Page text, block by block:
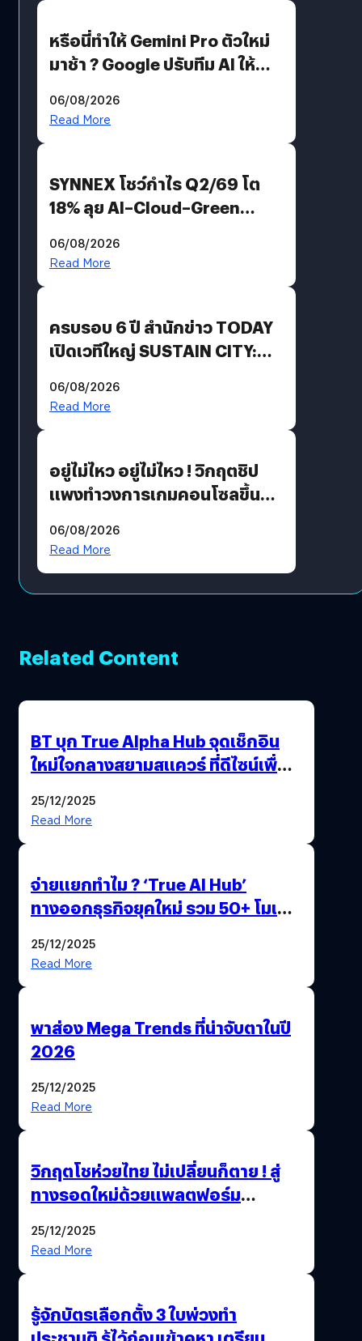
หรือนี่ทำให้ Gemini Pro ตัวใหม่
มาช้า ? Google ปรับทีม AI ให้
AGI
06/08/2026
Read More
SYNNEX โชว์กำไร Q2/69 โต
18% ลุย AI–Cloud–Green
Revenue เร่งเครื่อง New
06/08/2026
Read More
ครบรอบ 6 ปี สำนักข่าว TODAY
เปิดเวทีใหญ่ SUSTAIN CITY:
แนวทางปรับตัวสู่เศรษฐกิจสี
06/08/2026
Read More
อยู่ไม่ไหว อยู่ไม่ไหว ! วิกฤตชิป
แพงทำวงการเกมคอนโซลขึ้น
?
06/08/2026
Read More
Related Content
BT บุก True Alpha Hub จุดเช็กอิน
ใหม่ใจกลางสยามสแควร์ ที่ดีไซน์เพื่อ
25/12/2025
Read More
จ่ายแยกทำไม ? ‘True AI Hub’
ทางออกธุรกิจยุคใหม่ รวม 50+ โมเดล
25/12/2025
Read More
พาส่อง Mega Trends ที่น่าจับตาในปี
2026
25/12/2025
Read More
วิกฤตโชห่วยไทย ไม่เปลี่ยนก็ตาย ! สู่
ทางรอดใหม่ด้วยแพลตฟอร์ม
25/12/2025
Read More
รู้จักบัตรเลือกตั้ง 3 ใบพ่วงทำ